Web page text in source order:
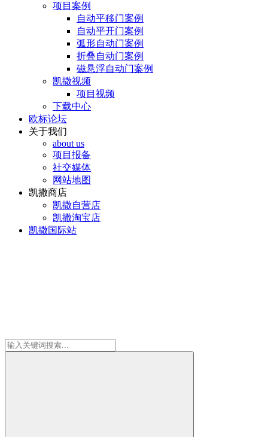
项目案例
自动平移门案例
自动平开门案例
弧形自动门案例
折叠自动门案例
磁悬浮自动门案例
凯撒视频
项目视频
下载中心
欧标论坛
关于我们
about us
项目报备
社交媒体
网站地图
凯撒商店
凯撒自营店
凯撒淘宝店
凯撒国际站